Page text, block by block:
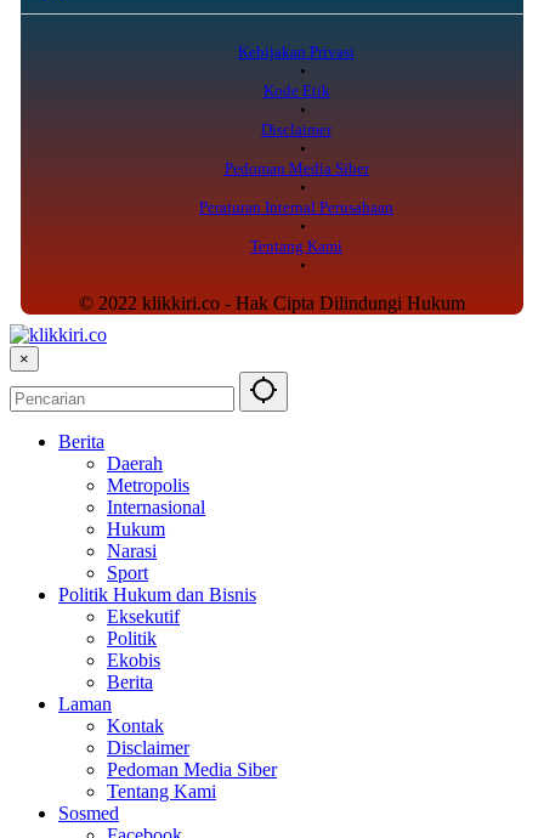
Kebijakan Privasi
Kode Etik
Disclaimer
Pedoman Media Siber
Peraturan Internal Perusahaan
Tentang Kami
© 2022 klikkiri.co - Hak Cipta Dilindungi Hukum
×
Berita
Daerah
Metropolis
Internasional
Hukum
Narasi
Sport
Politik Hukum dan Bisnis
Eksekutif
Politik
Ekobis
Berita
Laman
Kontak
Disclaimer
Pedoman Media Siber
Tentang Kami
Sosmed